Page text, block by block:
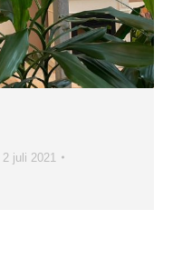
2 juli 2021